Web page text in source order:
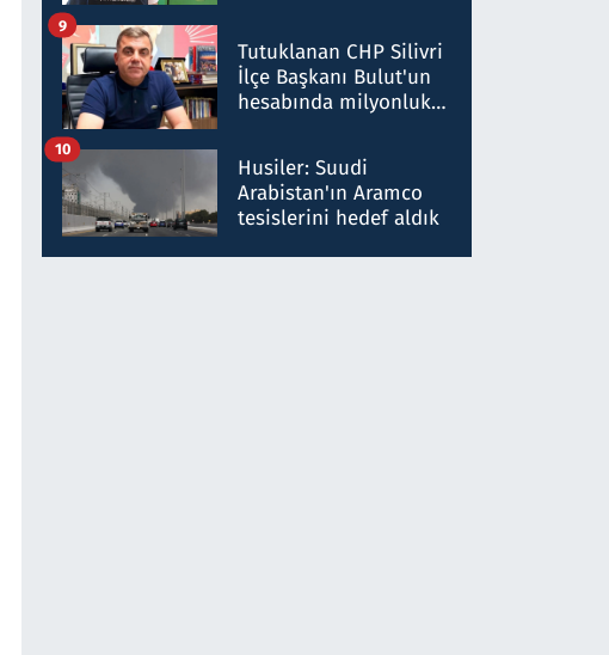
düşürüldüğü" iddiasını
yalanladı
Tutuklanan CHP Silivri
İlçe Başkanı Bulut'un
hesabında milyonluk
talimat verdi, ben
gönderdim
9
Husiler: Suudi
Arabistan'ın Aramco
tesislerini hedef aldık
10